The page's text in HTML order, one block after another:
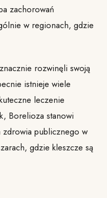
zachorowań
w regionach, gdzie
rozwinęli swoją
istnieje wiele
leczenie
Borelioza stanowi
zdrowia publicznego w
gdzie kleszcze są